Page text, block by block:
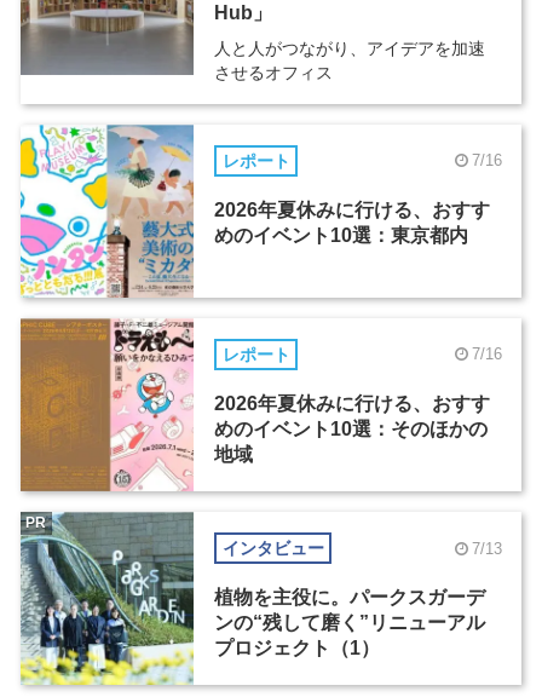
Hub」
人と人がつながり、アイデアを加速
させるオフィス
レポート 7/16
2026年夏休みに行ける、おすす
めのイベント10選：東京都内
レポート 7/16
2026年夏休みに行ける、おすす
めのイベント10選：そのほかの
地域
インタビュー 7/13
植物を主役に。パークスガーデ
ンの“残して磨く”リニューアル
プロジェクト（1）
PR